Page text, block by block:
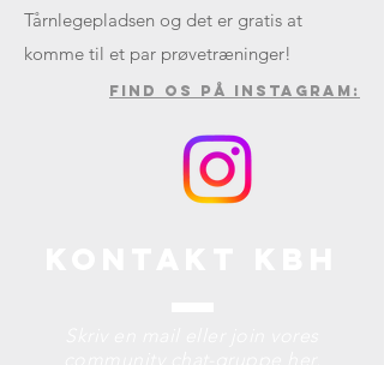
Tårnlegepladsen og det er gratis at
komme til et par prøvetræninger!
Find os på INSTAGRAM: